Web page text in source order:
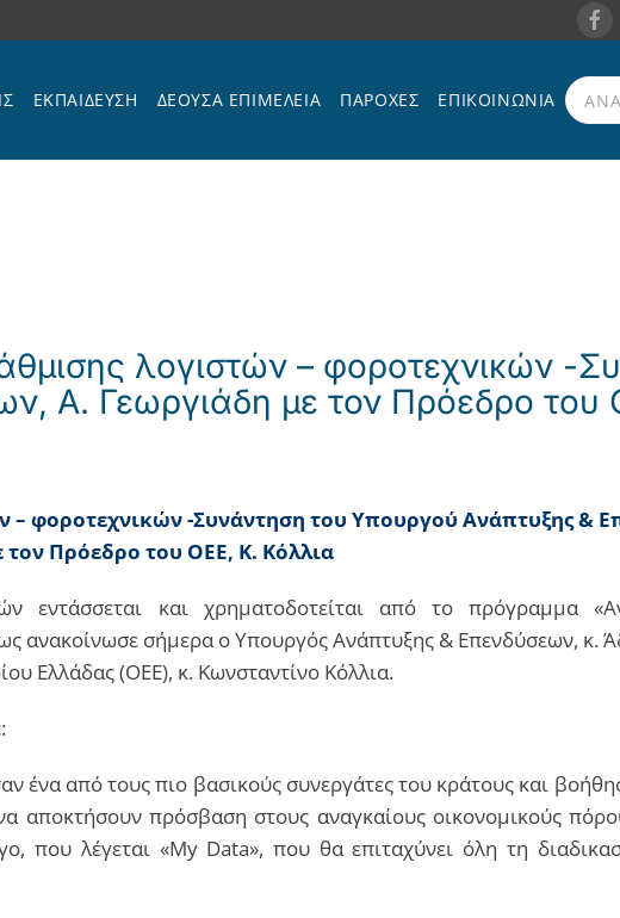
ΕΚΠΑΊΔΕΥΣΗ ΔΕΟΥΣΑ ΕΠΙΜΕΛΕΙΑ ΠΑΡΟΧΈΣ
ΕΠΙΚΟΙΝΩΝΊΑ
λογιστών – φοροτεχνικών -
Α. Γεωργιάδη με τον Πρόεδρο του
φοροτεχνικών -Συνάντηση του Υπουργού Ανάπτυξης &
τον Πρόεδρο του ΟΕΕ, Κ. Κόλλια
εντάσσεται και χρηματοδοτείται από το πρόγραμμα
ανακοίνωσε σήμερα ο Υπουργός Ανάπτυξης & Επενδύσεων, κ.
Ελλάδας (ΟΕΕ), κ. Κωνσταντίνο Κόλλια.
ένα από τους πιο βασικούς συνεργάτες του κράτους και
αποκτήσουν πρόσβαση στους αναγκαίους οικονομικούς
που λέγεται «My Data», που θα επιταχύνει όλη τη